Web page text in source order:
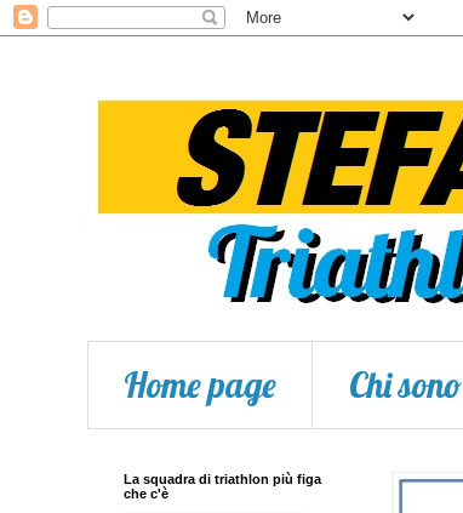
Home page Chi sono
La squadra di triathlon più figa
che c'è